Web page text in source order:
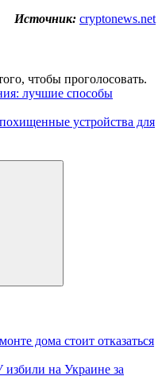
Источник: cryptonews.net
чтобы проголосовать.
лучшие способы
устройства для
дома стоит отказаться
на Украине за